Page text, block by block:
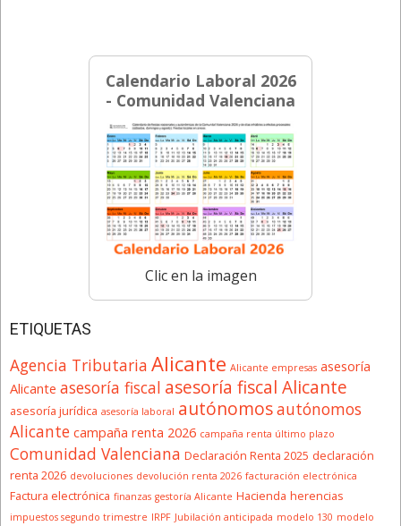
Calendario Laboral 2026
- Comunidad Valenciana
Clic en la imagen
ETIQUETAS
Agencia Tributaria Alicante Alicante empresas asesoría
Alicante asesoría fiscal asesoría fiscal Alicante
asesoría jurídica asesoría laboral autónomosautónomos
Alicante campaña renta 2026 campaña renta último plazo
Comunidad Valenciana Declaración Renta 2025 declaración
renta 2026 devoluciones devolución renta 2026 facturación electrónica
Factura electrónica finanzas gestoría Alicante Hacienda herencias
impuestos segundo trimestre IRPF Jubilación anticipada modelo 130 modelo